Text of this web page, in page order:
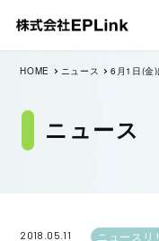
HOME ニュース
ニュース
2018.05.11 ニュースリ